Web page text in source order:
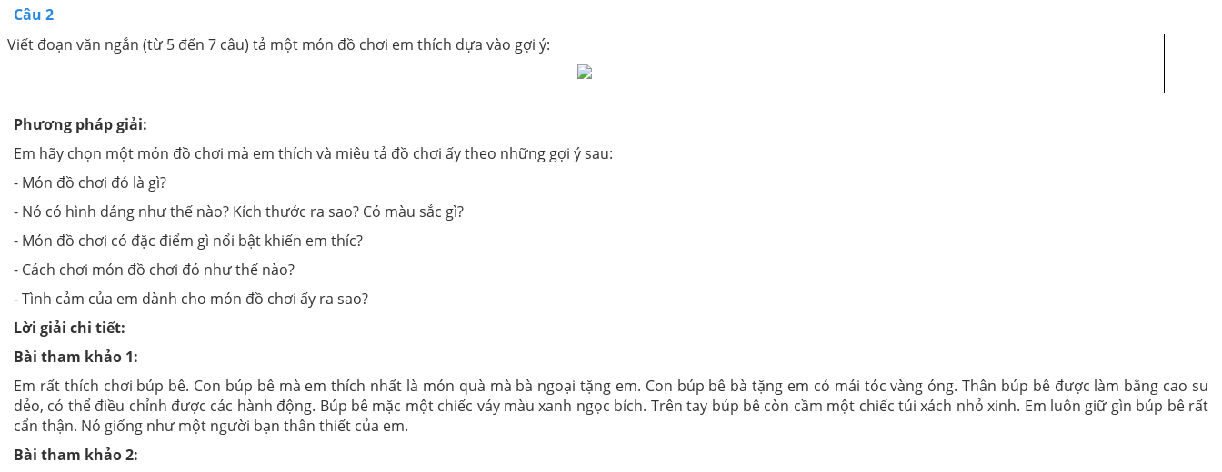
Câu 2
Viết đoạn văn ngắn (từ 5 đến 7 câu) tả một món đồ chơi em thích dựa vào gợi ý:
Phương pháp giải:
Em hãy chọn một món đồ chơi mà em thích và miêu tả đồ chơi ấy theo những gợi ý sau:
- Món đồ chơi đó là gì?
- Nó có hình dáng như thế nào? Kích thước ra sao? Có màu sắc gì?
- Món đồ chơi có đặc điểm gì nổi bật khiến em thíc?
- Cách chơi món đồ chơi đó như thế nào?
- Tình cảm của em dành cho món đồ chơi ấy ra sao?
Lời giải chi tiết:
Bài tham khảo 1:
Em rất thích chơi búp bê. Con búp bê mà em thích nhất là món quà mà bà ngoại tặng em. Con búp bê bà tặng em có mái tóc vàng óng. Thân búp bê được làm bằng cao su
dẻo, có thể điều chỉnh được các hành động. Búp bê mặc một chiếc váy màu xanh ngọc bích. Trên tay búp bê còn cầm một chiếc túi xách nhỏ xinh. Em luôn giữ gìn búp bê rất
cẩn thận. Nó giống như một người bạn thân thiết của em.
Bài tham khảo 2: